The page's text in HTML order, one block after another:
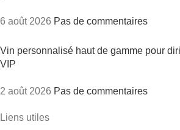
6 août 2026 Pas de commentaires
Vin personnalisé haut de gamme pour
VIP
2 août 2026 Pas de commentaires
Liens utiles